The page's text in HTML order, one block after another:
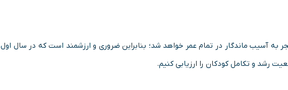
به آسیب ماندگار در تمام عمر خواهد شد؛ بنابراین ضروری و ارزشمند است که در سال اول
رشد و تکامل کودکان را ارزیابی کنیم.